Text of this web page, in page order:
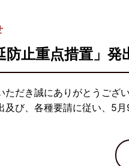
止重点措置」発
ただき誠にありがとうござ
及び、各種要請に従い、5